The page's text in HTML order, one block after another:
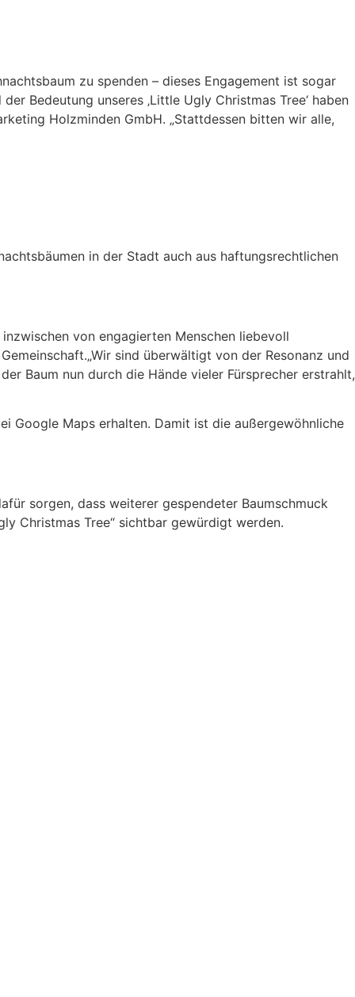
zu spenden – dieses Engagement ist sogar
Bedeutung unseres ‚Little Ugly Christmas Tree‘ haben
Holzminden GmbH. „Stattdessen bitten wir alle,
in der Stadt auch aus haftungsrechtlichen
von engagierten Menschen liebevoll
sind überwältigt von der Resonanz und
Baum nun durch die Hände vieler Fürsprecher erstrahlt,
Google Maps erhalten. Damit ist die außergewöhnliche
sorgen, dass weiterer gespendeter Baumschmuck
Christmas Tree“ sichtbar gewürdigt werden.